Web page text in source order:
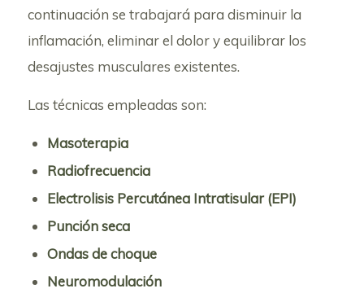
continuación se trabajará para disminuir la
inflamación, eliminar el dolor y equilibrar los
desajustes musculares existentes.
Las técnicas empleadas son:
Masoterapia
Radiofrecuencia
Electrolisis Percutánea Intratisular (EPI)
Punción seca
Ondas de choque
Neuromodulación